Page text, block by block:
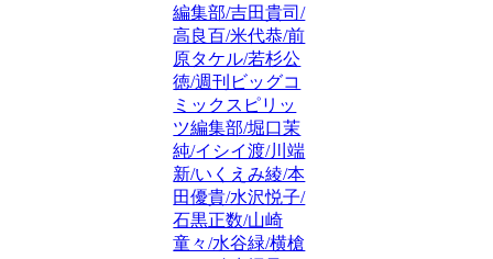
編集部/吉田貴司/
高良百/米代恭/前
原タケル/若杉公
徳/週刊ビッグコ
ミックスピリッ
ツ編集部/堀口茉
純/イシイ渡/川端
新/いくえみ綾/本
田優貴/水沢悦子/
石黒正数/山崎
童々/水谷緑/横槍